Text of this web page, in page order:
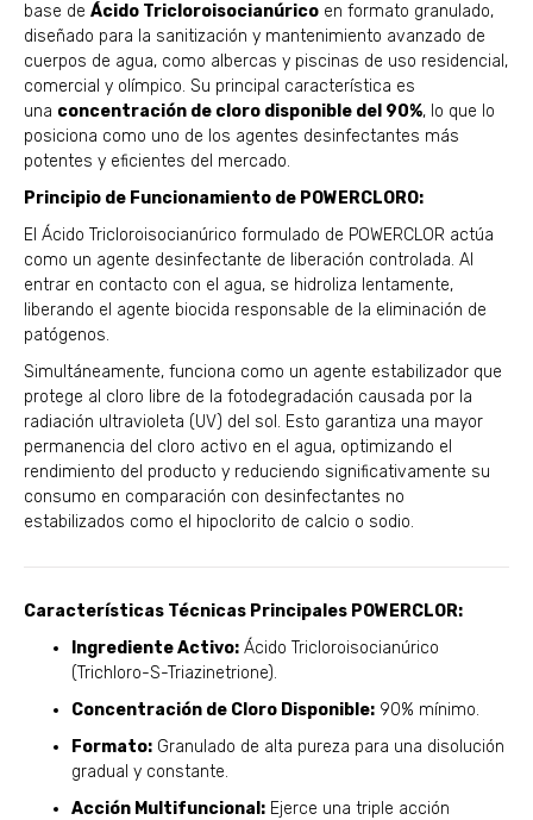
base de Ácido Tricloroisocianúrico en formato granulado,
diseñado para la sanitización y mantenimiento avanzado de
cuerpos de agua, como albercas y piscinas de uso residencial,
comercial y olímpico. Su principal característica es
una concentración de cloro disponible del 90%, lo que lo
posiciona como uno de los agentes desinfectantes más
potentes y eficientes del mercado.
Principio de Funcionamiento de POWERCLORO:
El Ácido Tricloroisocianúrico formulado de POWERCLOR actúa
como un agente desinfectante de liberación controlada. Al
entrar en contacto con el agua, se hidroliza lentamente,
liberando el agente biocida responsable de la eliminación de
patógenos.
Simultáneamente, funciona como un agente estabilizador que
protege al cloro libre de la fotodegradación causada por la
radiación ultravioleta (UV) del sol. Esto garantiza una mayor
permanencia del cloro activo en el agua, optimizando el
rendimiento del producto y reduciendo significativamente su
consumo en comparación con desinfectantes no
estabilizados como el hipoclorito de calcio o sodio.
Características Técnicas Principales POWERCLOR:
Ingrediente Activo: Ácido Tricloroisocianúrico
(Trichloro-S-Triazinetrione).
Concentración de Cloro Disponible: 90% mínimo.
Formato: Granulado de alta pureza para una disolución
gradual y constante.
Acción Multifuncional: Ejerce una triple acción